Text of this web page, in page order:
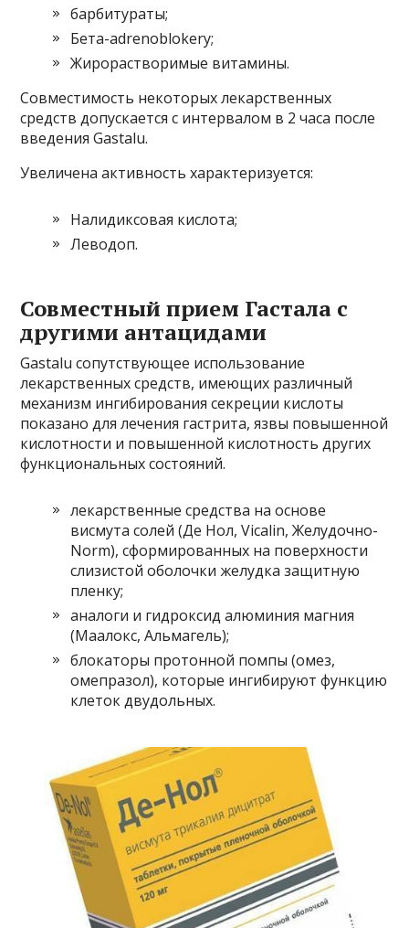
барбитураты;
Бета-adrenoblokery;
Жирорастворимые витамины.
Совместимость некоторых лекарственных
средств допускается с интервалом в 2 часа после
введения Gastalu.
Увеличена активность характеризуется:
Налидиксовая кислота;
Леводоп.
Совместный прием Гастала с
другими антацидами
Gastalu сопутствующее использование
лекарственных средств, имеющих различный
механизм ингибирования секреции кислоты
показано для лечения гастрита, язвы повышенной
кислотности и повышенной кислотность других
функциональных состояний.
лекарственные средства на основе
висмута солей (Де Нол, Vicalin, Желудочно-
Norm), сформированных на поверхности
слизистой оболочки желудка защитную
пленку;
аналоги и гидроксид алюминия магния
(Маалокс, Альмагель);
блокаторы протонной помпы (омез,
омепразол), которые ингибируют функцию
клеток двудольных.